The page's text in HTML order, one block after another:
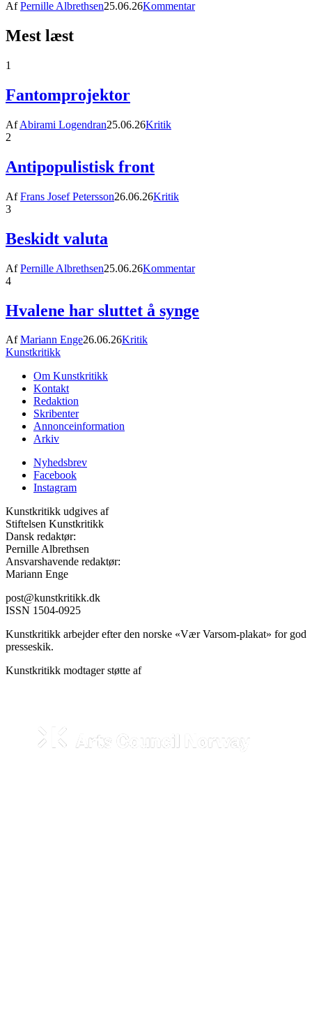
AfPernille Albrethsen25.06.26Kommentar
Mest læst
1
Fantomprojektor
AfAbirami Logendran25.06.26Kritik
2
Antipopulistisk front
AfFrans Josef Petersson26.06.26Kritik
3
Beskidt valuta
AfPernille Albrethsen25.06.26Kommentar
4
Hvalene har sluttet å synge
AfMariann Enge26.06.26Kritik
Kunstkritikk
Om Kunstkritikk
Kontakt
Redaktion
Skribenter
Annonceinformation
Arkiv
Nyhedsbrev
Facebook
Instagram
Kunstkritikk udgives af
Stiftelsen Kunstkritikk
Dansk redaktør:
Pernille Albrethsen
Ansvarshavende redaktør:
Mariann Enge
post@kunstkritikk.dk
ISSN 1504-0925
Kunstkritikk arbejder efter den norske «Vær Varsom-plakat» for god
presseskik.
Kunstkritikk modtager støtte af